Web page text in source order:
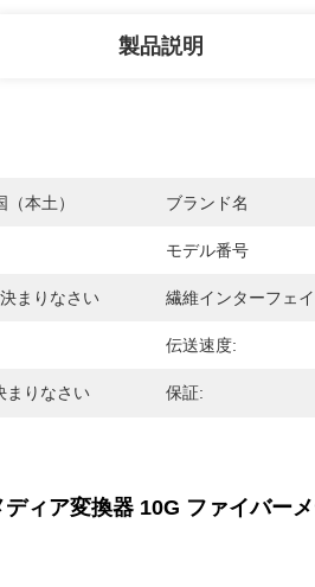
製品説明
本土） ブランド名
モデル番号
まりなさい 繊維インターフェ
伝送速度:
まりなさい 保証:
ィア変換器 10G ファイバー